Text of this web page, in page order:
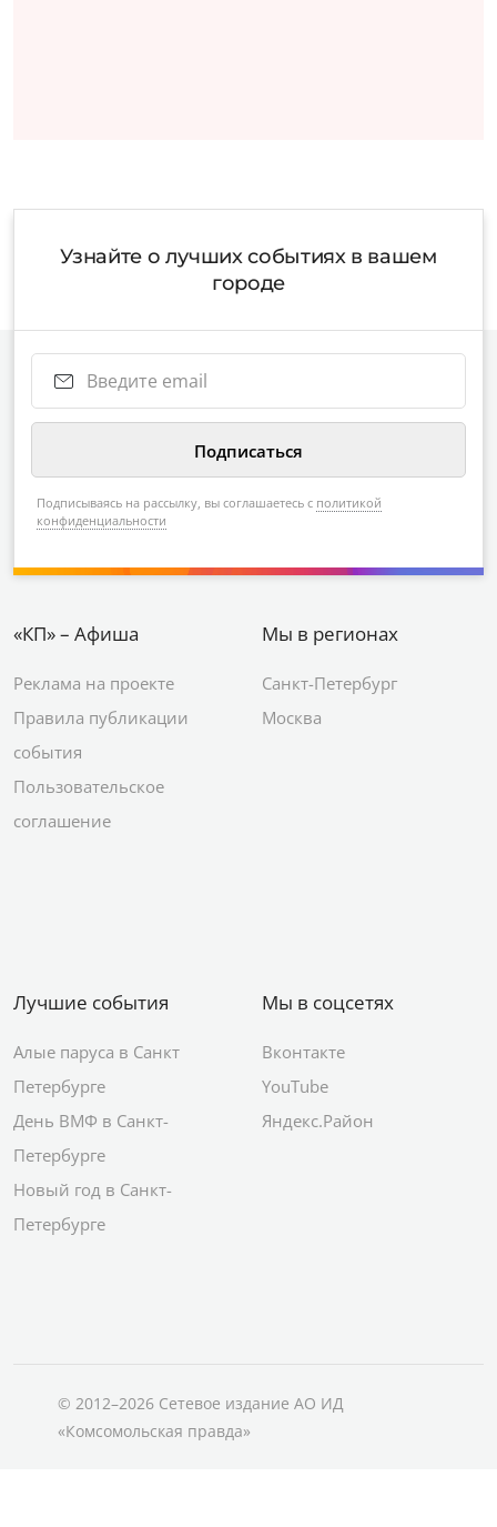
Узнайте о лучших событиях в вашем
городе
Подписываясь на рассылку, вы соглашаетесь с политикой
конфиденциальности
«КП» – Афиша
Реклама на проекте
Правила публикации
события
Пользовательское
соглашение
Мы в регионах
Санкт-Петербург
Москва
Лучшие события
Алые паруса в Санкт
Петербурге
День ВМФ в Санкт-
Петербурге
Новый год в Санкт-
Петербурге
Мы в соцсетях
Вконтакте
YouTube
Яндекс.Район
© 2012–2026 Сетевое издание АО ИД
«Комсомольская правда»